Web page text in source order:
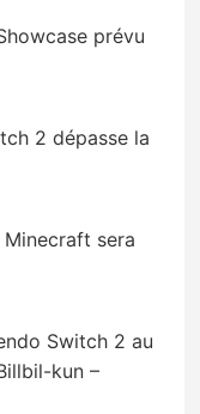
prévu
2 dépasse la
sera
Switch 2 au
kun –